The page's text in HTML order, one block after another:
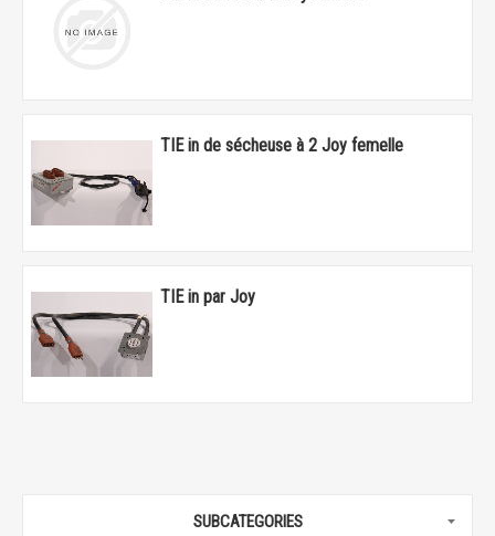
TIE in de sécheuse à 2 Joy femelle
TIE in par Joy
SUBCATEGORIES